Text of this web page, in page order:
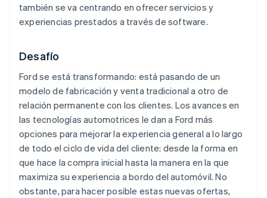
también se va centrando en ofrecer servicios y
experiencias prestados a través de software.
Desafío
Ford se está transformando: está pasando de un
modelo de fabricación y venta tradicional a otro de
relación permanente con los clientes. Los avances en
las tecnologías automotrices le dan a Ford más
opciones para mejorar la experiencia general a lo largo
de todo el ciclo de vida del cliente: desde la forma en
que hace la compra inicial hasta la manera en la que
maximiza su experiencia a bordo del automóvil. No
obstante, para hacer posible estas nuevas ofertas,